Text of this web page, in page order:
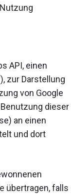
API, einen
zur Darstellung
von Google
dieser
an einen
und dort
übertragen, falls